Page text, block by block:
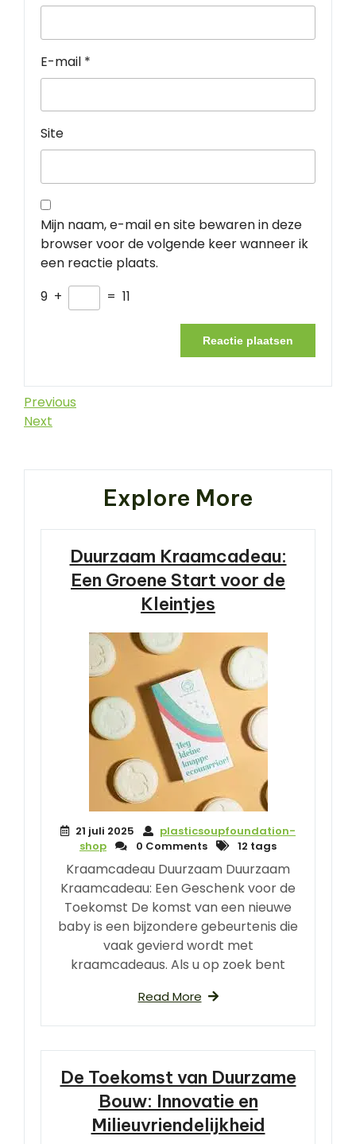
E-mail *
Site
Mijn naam, e-mail en site bewaren in deze
browser voor de volgende keer wanneer ik
een reactie plaats.
9 + = 11
Berichtnavigatie
Previous
Post
Previous
Next
Next
Explore More
Duurzaam Kraamcadeau:
Een Groene Start voor de
Kleintjes
21 juli 2025
plasticsoupfoundation-
shop
0 Comments 12 tags
Kraamcadeau Duurzaam Duurzaam
Kraamcadeau: Een Geschenk voor de
Toekomst De komst van een nieuwe
baby is een bijzondere gebeurtenis die
vaak gevierd wordt met
kraamcadeaus. Als u op zoek bent
Read More
De Toekomst van Duurzame
Bouw: Innovatie en
Milieuvriendelijkheid